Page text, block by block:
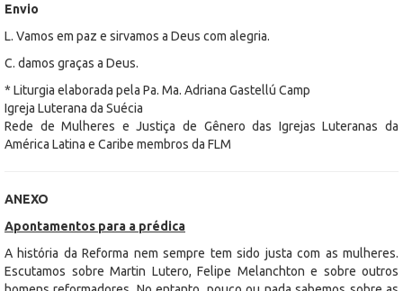
Envio
L. Vamos em paz e sirvamos a Deus com alegria.
C. damos graças a Deus.
* Liturgia elaborada pela Pa. Ma. Adriana Gastellú Camp
Igreja Luterana da Suécia
Rede de Mulheres e Justiça de Gênero das Igrejas Luteranas da
América Latina e Caribe membros da FLM
ANEXO
Apontamentos para a prédica
A história da Reforma nem sempre tem sido justa com as mulheres.
Escutamos sobre Martin Lutero, Felipe Melanchton e sobre outros